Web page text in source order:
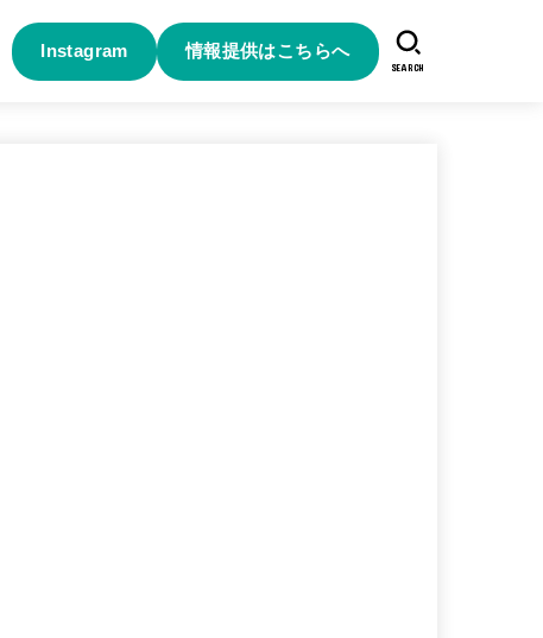
Instagram 情報提供はこちらへ
SEARCH